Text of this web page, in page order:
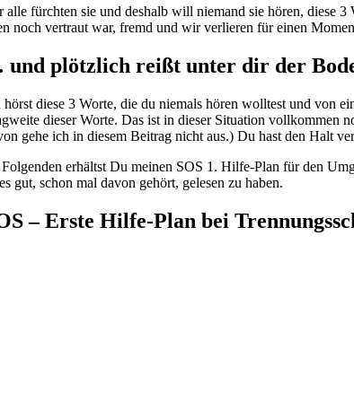
alle fürchten sie und deshalb will niemand sie hören, diese
noch vertraut war, fremd und wir verlieren für einen
plötzlich reißt unter dir der
hörst diese 3 Worte, die du niemals hören wolltest und von
dieser Worte. Das ist in dieser Situation vollkommen
gehe ich in diesem Beitrag nicht aus.) Du hast den Halt
erhältst Du meinen SOS 1. Hilfe-Plan für den
gut, schon mal davon gehört, gelesen zu haben.
– Erste Hilfe-Plan bei